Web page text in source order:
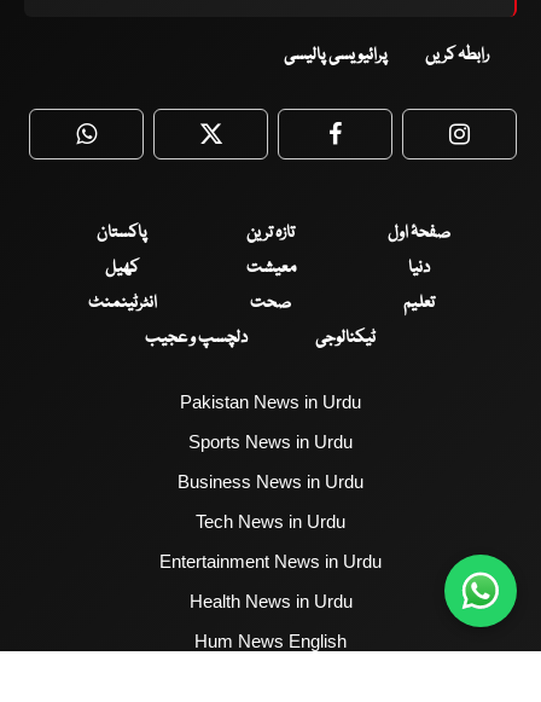
رابطہ کریں پرائیویسی پالیسی
WhatsApp Twitter Facebook
صفحۂ اول تازہ ترین
پاکستان
دنیا
معیشت
کھیل
تعلیم
صحت
انٹرٹینمنٹ
ٹیکنالوجی
دلچسپ و عجیب
Pakistan News in Urdu
Sports News in Urdu
Business News in Urdu
Tech News in Urdu
Entertainment News in Urdu
Health News in Urdu
Hum News English